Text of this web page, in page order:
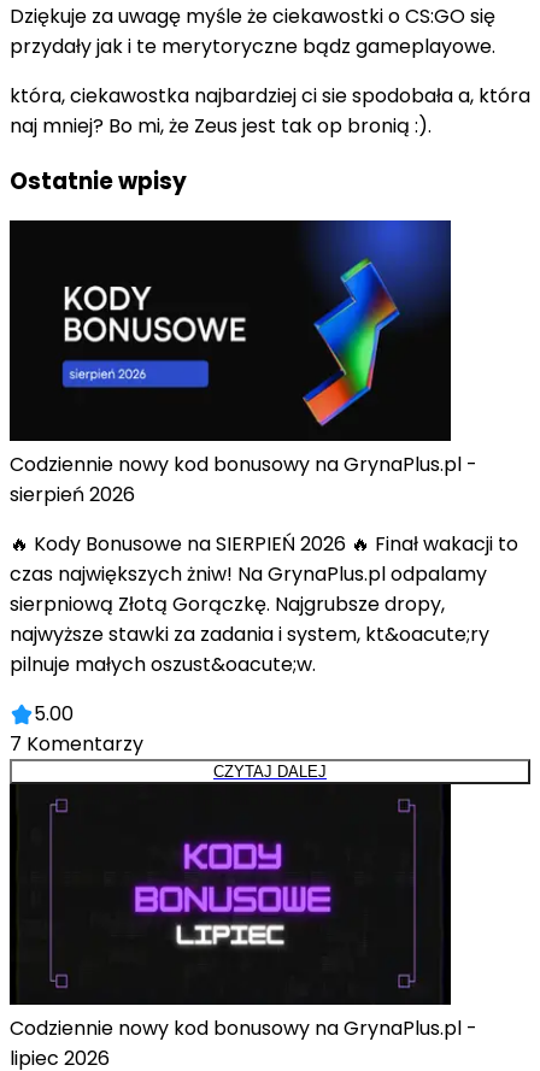
Dziękuje za uwagę myśle że ciekawostki o CS:GO się
przydały jak i te merytoryczne bądz gameplayowe.
która, ciekawostka najbardziej ci sie spodobała a, która
naj mniej? Bo mi, że Zeus jest tak op bronią :).
Ostatnie wpisy
Codziennie nowy kod bonusowy na GrynaPlus.pl -
sierpień 2026
🔥 Kody Bonusowe na SIERPIEŃ 2026 🔥 Finał wakacji to
czas największych żniw! Na GrynaPlus.pl odpalamy
sierpniową Złotą Gorączkę. Najgrubsze dropy,
najwyższe stawki za zadania i system, kt&oacute;ry
pilnuje małych oszust&oacute;w.
5.00
7 Komentarzy
CZYTAJ DALEJ
Codziennie nowy kod bonusowy na GrynaPlus.pl -
lipiec 2026